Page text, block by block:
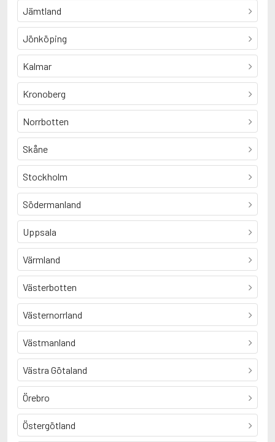
Jämtland
Jönköping
Kalmar
Kronoberg
Norrbotten
Skåne
Stockholm
Södermanland
Uppsala
Värmland
Västerbotten
Västernorrland
Västmanland
Västra Götaland
Örebro
Östergötland